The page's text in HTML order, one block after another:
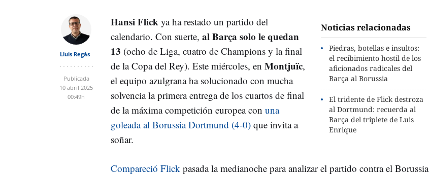
Lluís Regàs
Publicada
10 abril 2025
00:49h
Noticias relacionadas
Piedras, botellas e insultos:
el recibimiento hostil de los
aficionados radicales del
Barça al Borussia
El tridente de Flick destroza
al Dortmund: recuerda al
Barça del triplete de Luis
Enrique
Hansi Flick ya ha restado un partido del
calendario. Con suerte, al Barça solo le quedan
13 (ocho de Liga, cuatro de Champions y la final
de la Copa del Rey). Este miércoles, en Montjuïc,
el equipo azulgrana ha solucionado con mucha
solvencia la primera entrega de los cuartos de final
de la máxima competición europea con una
goleada al Borussia Dortmund (4-0) que invita a
soñar.
Compareció Flick pasada la medianoche para analizar el partido contra el Borussia